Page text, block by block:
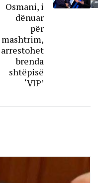
Osmani, i
dënuar
për
mashtrim,
arrestohet
brenda
shtëpisë
‘VIP’